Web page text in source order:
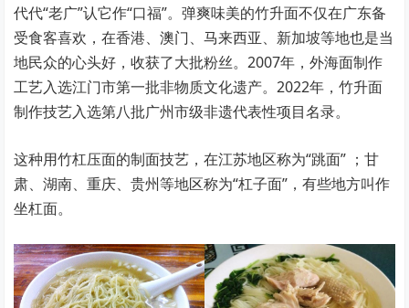
代代“老广”认它作“口福”。弹爽味美的竹升面不仅在广东备
受食客喜欢，在香港、澳门、马来西亚、新加坡等地也是当
地民众的心头好，收获了大批粉丝。2007年，外海面制作
工艺入选江门市第一批非物质文化遗产。2022年，竹升面
制作技艺入选第八批广州市级非遗代表性项目名录。
这种用竹杠压面的制面技艺，在江苏地区称为“跳面” ；甘
肃、湖南、重庆、贵州等地区称为“杠子面”，有些地方叫作
坐杠面。